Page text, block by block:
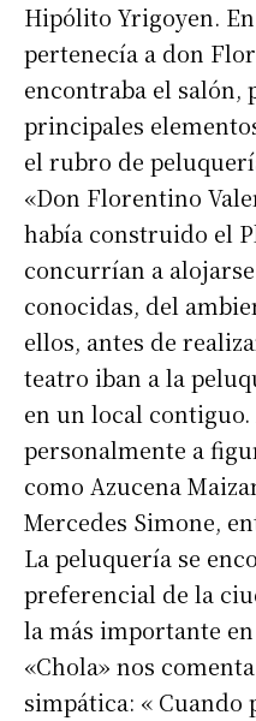
Hipólito Yrigoyen.
pertenecía a don
encontraba el salón,
principales
el rubro de
«Don Florentino
había construido el
concurrían a
conocidas, del
ellos, antes de
teatro iban a la
en un local
personalmente a
como Azucena
Mercedes Simone,
La peluquería se
preferencial de la
la más importante
«Chola» nos
simpática: « Cuando